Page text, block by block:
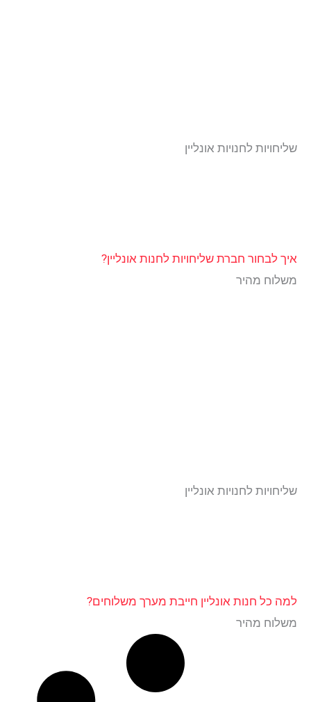
שליחויות לחנויות אונליין
איך לבחור חברת שליחויות לחנות אונליין?
משלוח מהיר
שליחויות לחנויות אונליין
למה כל חנות אונליין חייבת מערך משלוחים?
משלוח מהיר